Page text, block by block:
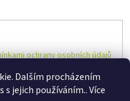
Dalším procházením
jejich používáním.. Více
ochrany osobních údajů